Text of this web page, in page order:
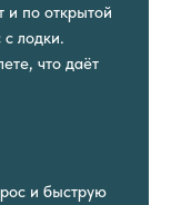
и по открытой
лодки.
что даёт
и быструю